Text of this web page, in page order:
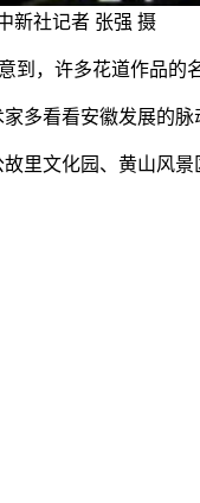
新社记者 张强 摄
许多花道作品的
看看安徽发展的脉
文化园、黄山风景